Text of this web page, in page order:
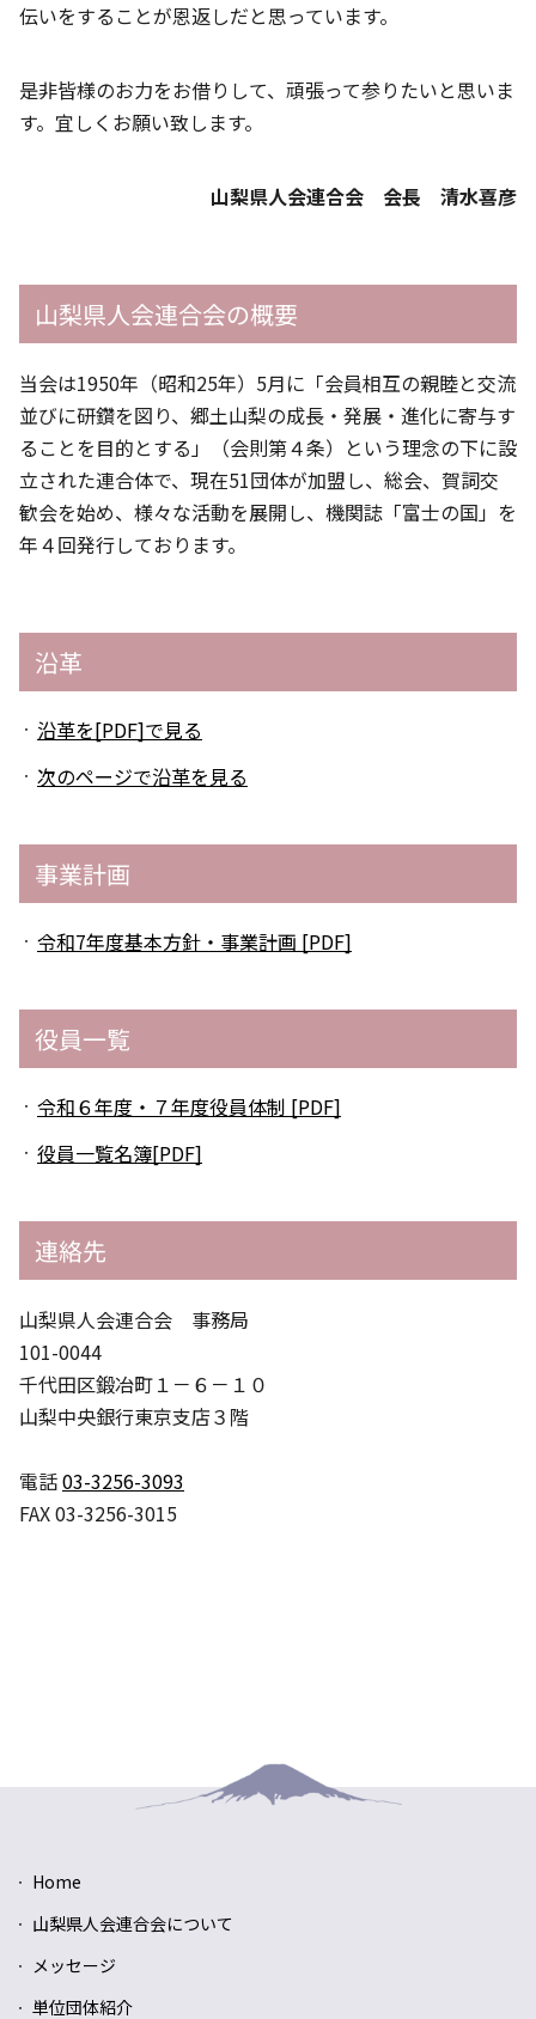
伝いをすることが恩返しだと思っています。
是非皆様のお力をお借りして、頑張って参りたいと思いま
す。宜しくお願い致します。
山梨県人会連合会 会長 清水喜彦
山梨県人会連合会の概要
当会は1950年（昭和25年）5月に「会員相互の親睦と交流
並びに研鑽を図り、郷土山梨の成長・発展・進化に寄与す
ることを目的とする」（会則第４条）という理念の下に設
立された連合体で、現在51団体が加盟し、総会、賀詞交
歓会を始め、様々な活動を展開し、機関誌「富士の国」を
年４回発行しております。
沿革
沿革を[PDF]で見る
次のページで沿革を見る
事業計画
令和7年度基本方針・事業計画 [PDF]
役員一覧
令和６年度・７年度役員体制 [PDF]
役員一覧名簿[PDF]
連絡先
山梨県人会連合会 事務局
101-0044
千代田区鍛冶町１－６－１０
山梨中央銀行東京支店３階
電話03-3256-3093
FAX 03-3256-3015
Home
山梨県人会連合会について
メッセージ
単位団体紹介